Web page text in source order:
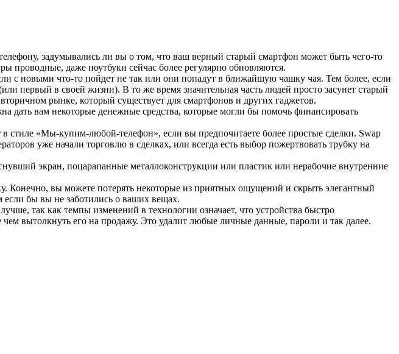
задумывались ли вы о том, что ваш верный старый смартфон может быть чего-то
проводные, даже ноутбуки сейчас более регулярно обновляются.
с новыми что-то пойдет не так или они попадут в ближайшую чашку чая. Тем более, если
первый в своей жизни). В то же время значительная часть людей просто засунет старый
рынке, который существует для смартфонов и других гаджетов.
вам некоторые денежные средства, которые могли бы помочь финансировать
стиле «Мы-купим-любой-телефон», если вы предпочитаете более простые сделки. Swap
уже начали торговлю в сделках, или всегда есть выбор пожертвовать трубку на
экран, поцарапанные металлоконструкции или пластик или нерабочие внутренние
Конечно, вы можете потерять некоторые из приятных ощущений и скрыть элегантный
если бы вы не заботились о ваших вещах.
так как темпы изменений в технологии означает, что устройства быстро
вытолкнуть его на продажу. Это удалит любые личные данные, пароли и так далее.